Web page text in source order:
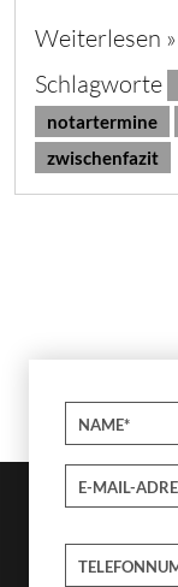
Weiterlesen »
Schlagworte
notartermine
zwischenfazit